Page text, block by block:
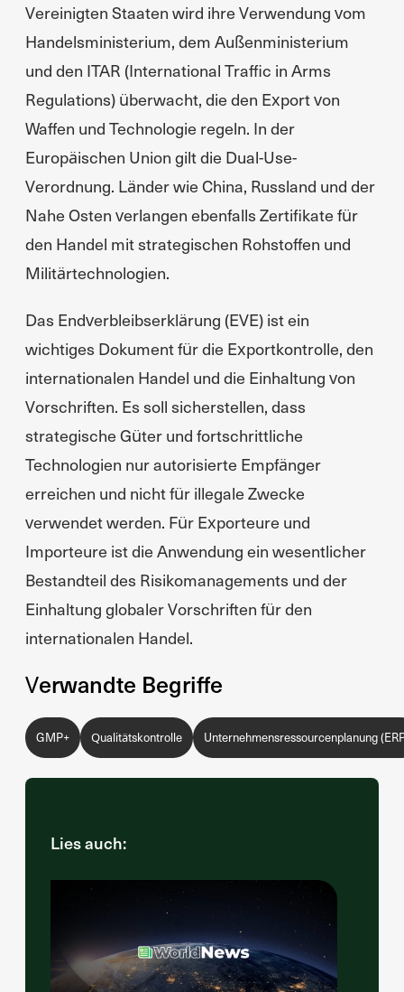
Vereinigten Staaten wird ihre Verwendung vom
Handelsministerium, dem Außenministerium
und den ITAR (International Traffic in Arms
Regulations) überwacht, die den Export von
Waffen und Technologie regeln. In der
Europäischen Union gilt die Dual-Use-
Verordnung. Länder wie China, Russland und der
Nahe Osten verlangen ebenfalls Zertifikate für
den Handel mit strategischen Rohstoffen und
Militärtechnologien.
Das Endverbleibserklärung (EVE) ist ein
wichtiges Dokument für die Exportkontrolle, den
internationalen Handel und die Einhaltung von
Vorschriften. Es soll sicherstellen, dass
strategische Güter und fortschrittliche
Technologien nur autorisierte Empfänger
erreichen und nicht für illegale Zwecke
verwendet werden. Für Exporteure und
Importeure ist die Anwendung ein wesentlicher
Bestandteil des Risikomanagements und der
Einhaltung globaler Vorschriften für den
internationalen Handel.
Verwandte Begriffe
GMP+ Qualitätskontrolle Unternehmensressourcenplanung
Lies auch: